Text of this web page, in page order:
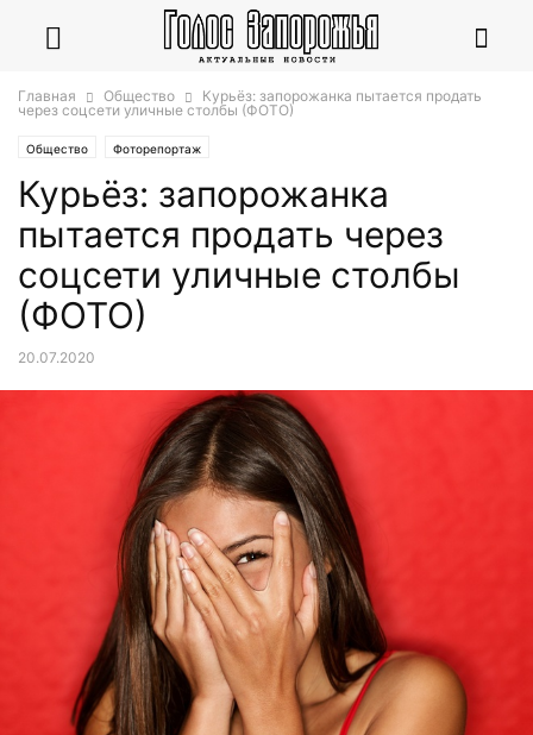
Главная Общество
Курьёз: запорожанка пытается продать
через соцсети уличные столбы (ФОТО)
Общество Фоторепортаж
Курьёз: запорожанка
пытается продать через
соцсети уличные столбы
(ФОТО)
20.07.2020